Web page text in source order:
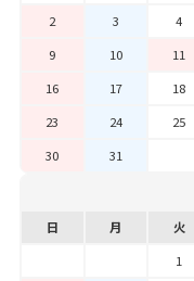
2
3 4
9
10 11
16
17 18
23
24 25
30
31
日 月 火
1